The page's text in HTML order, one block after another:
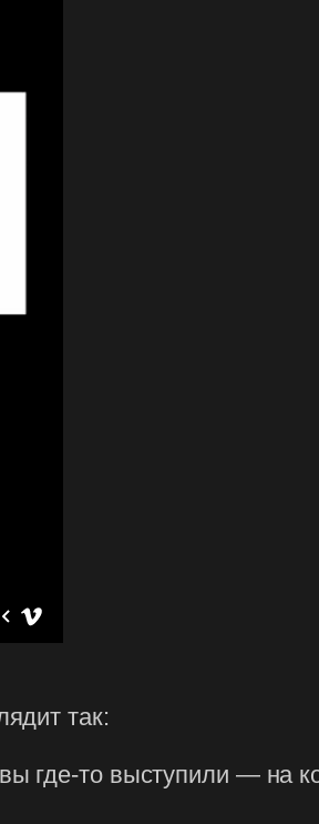
так:
где-то выступили — на